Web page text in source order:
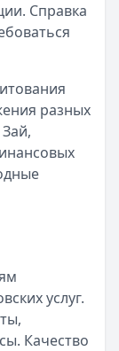
Справка
разных
услуг.
Качество